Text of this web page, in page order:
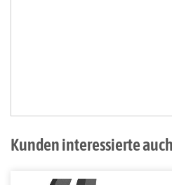
Kunden interessierte auch